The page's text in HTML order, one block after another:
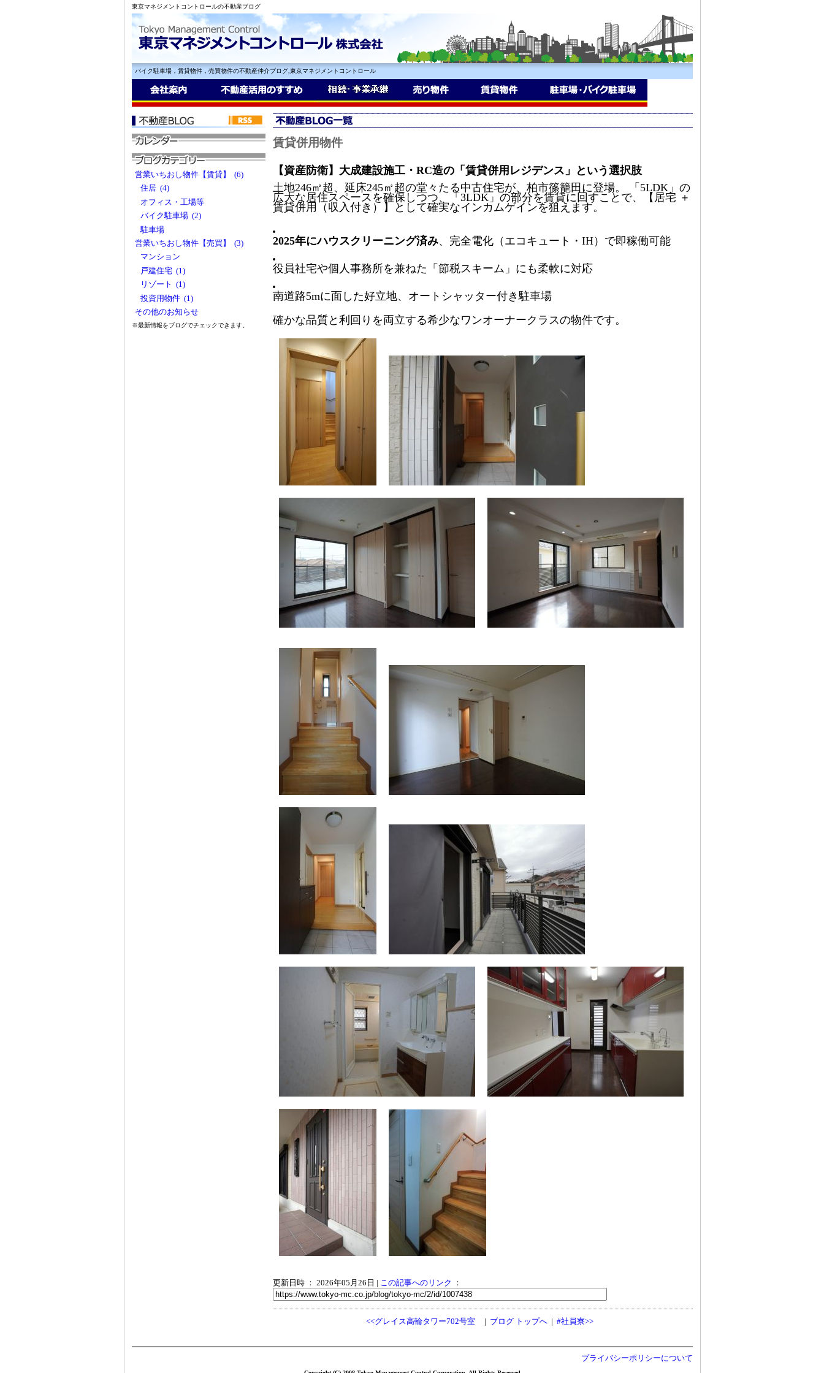
東京マネジメントコントロールの不動産ブログ
バイク駐車場，賃貸物件，売買物件の不動産仲介ブログ,東京マネジメントコントロール
賃貸併用物件
【資産防衛】大成建設施工・RC造の「賃貸併用レジデンス」という選択肢
土地246㎡超、延床245㎡超の堂々たる中古住宅が、柏市篠籠田に登場。 「5LDK」の
広大な居住スペースを確保しつつ、「3LDK」の部分を賃貸に回すことで、【居宅 ＋
賃貸併用（収入付き）】として確実なインカムゲインを狙えます。
2025年にハウスクリーニング済み、完全電化（エコキュート・IH）で即稼働可能
役員社宅や個人事務所を兼ねた「節税スキーム」にも柔軟に対応
南道路5mに面した好立地、オートシャッター付き駐車場
確かな品質と利回りを両立する希少なワンオーナークラスの物件です。
更新日時 ： 2026年05月26日 | この記事へのリンク ：
<<グレイス高輪タワー702号室 | ブログ トップへ | #社員寮>>
営業いちおし物件【賃貸】 (6)
住居 (4)
オフィス・工場等
バイク駐車場 (2)
駐車場
営業いちおし物件【売買】 (3)
マンション
戸建住宅 (1)
リゾート (1)
投資用物件 (1)
その他のお知らせ
※最新情報をブログでチェックできます。
プライバシーポリシーについて